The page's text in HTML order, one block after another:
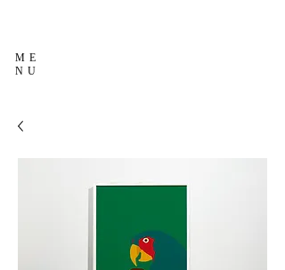
ME
NU